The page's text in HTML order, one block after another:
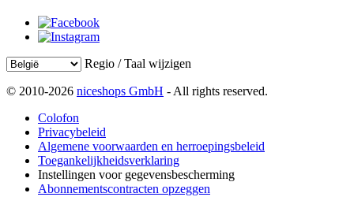
Regio / Taal wijzigen
© 2010-2026 niceshops GmbH - All rights reserved.
Colofon
Privacybeleid
Algemene voorwaarden en herroepingsbeleid
Toegankelijkheidsverklaring
Instellingen voor gegevensbescherming
Abonnementscontracten opzeggen